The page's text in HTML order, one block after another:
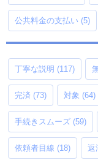
公共料金の支払い (5)
丁寧な説明 (117)
完済 (73) 対象 (64)
手続きスムーズ (59)
依頼者目線 (18) 返